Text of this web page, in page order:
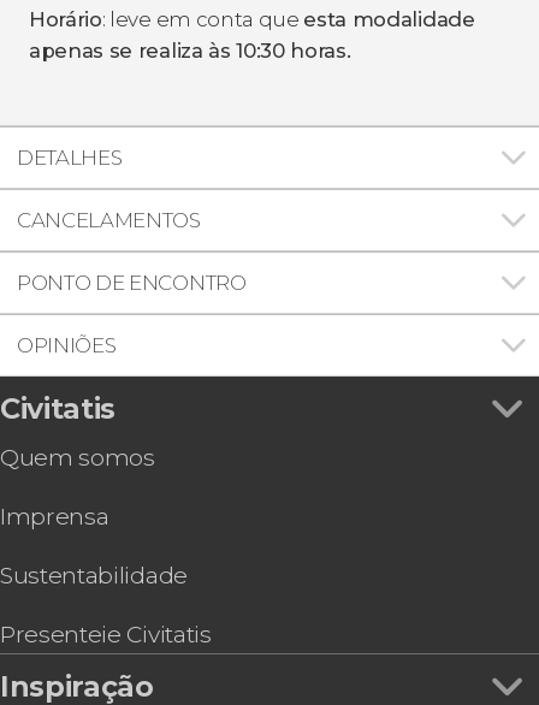
Horário: leve em conta que esta modalidade
apenas se realiza às 10:30 horas.
DETALHES
CANCELAMENTOS
PONTO DE ENCONTRO
OPINIÕES
Civitatis
Quem somos
Imprensa
Sustentabilidade
Presenteie Civitatis
Inspiração